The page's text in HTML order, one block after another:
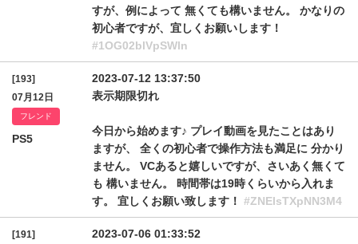
すが、例によって 無くても構いません。 かなりの
初心者ですが、宜しくお願いします！
#1OG02blVpSWln
[193]
07月12日
フレンド
PS5
2023-07-12 13:37:50
表示期限切れ
今日から始めます♪ プレイ動画を見たことはあり
ますが、 全くの初心者で操作方法も満足に 分かり
ません。 VCあると嬉しいですが、さいあく無くて
も 構いません。 時間帯は19時くらいから入れま
す。 宜しくお願い致します！ #ZNElsTXpNN3M4
[191]
2023-07-06 01:33:52